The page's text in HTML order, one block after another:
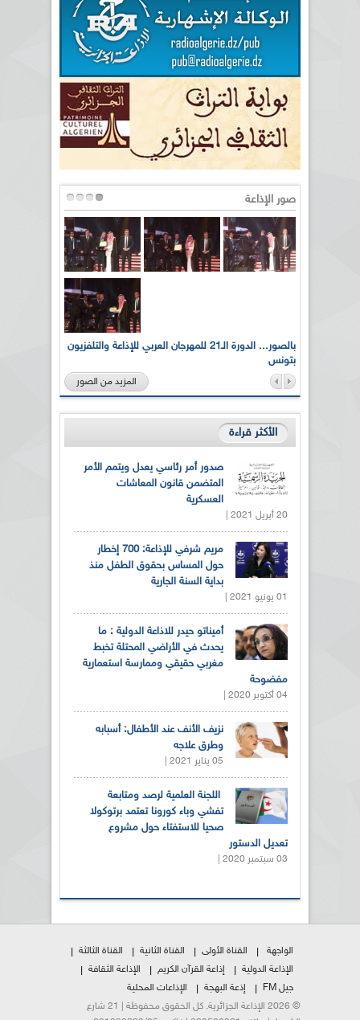
صور الإذاعة
بالصور... الدورة الـ21 للمهرجان العربي للإذاعة والتلفزيون
بتونس
المزيد من الصور
الأكثر قراءة
صدور أمر رئاسي يعدل ويتمم الأمر
المتضمن قانون المعاشات
العسكرية
20 أبريل 2021 |
مريم شرفي للإذاعة: 700 إخطار
حول المساس بحقوق الطفل منذ
بداية السنة الجارية
01 يونيو 2021 |
أميناتو حيدر للاذاعة الدولية : ما
يحدث في الأراضي المحتلة تخبط
مغربي حقيقي وممارسة استعمارية
مفضوحة
04 أكتوبر 2020 |
نزيف الأنف عند الأطفال: أسبابه
وطرق علاجه
05 يناير 2021 |
اللجنة العلمية لرصد ومتابعة
تفشي وباء كورونا تعتمد برتوكولا
صحيا للاستفتاء حول مشروع
تعديل الدستور
03 سبتمبر 2020 |
الواجهة القناة الأولى القناة الثانية
القناة الثالثة
الإذاعة الدولية
إذاعة القرآن الكريم
الإذاعة الثقافة
جيل FM
إذعة البهجة
الإذاعات المحلية
© 2026 الإذاعة الجزائرية. كل الحقوق محفوظة | 21 شارع